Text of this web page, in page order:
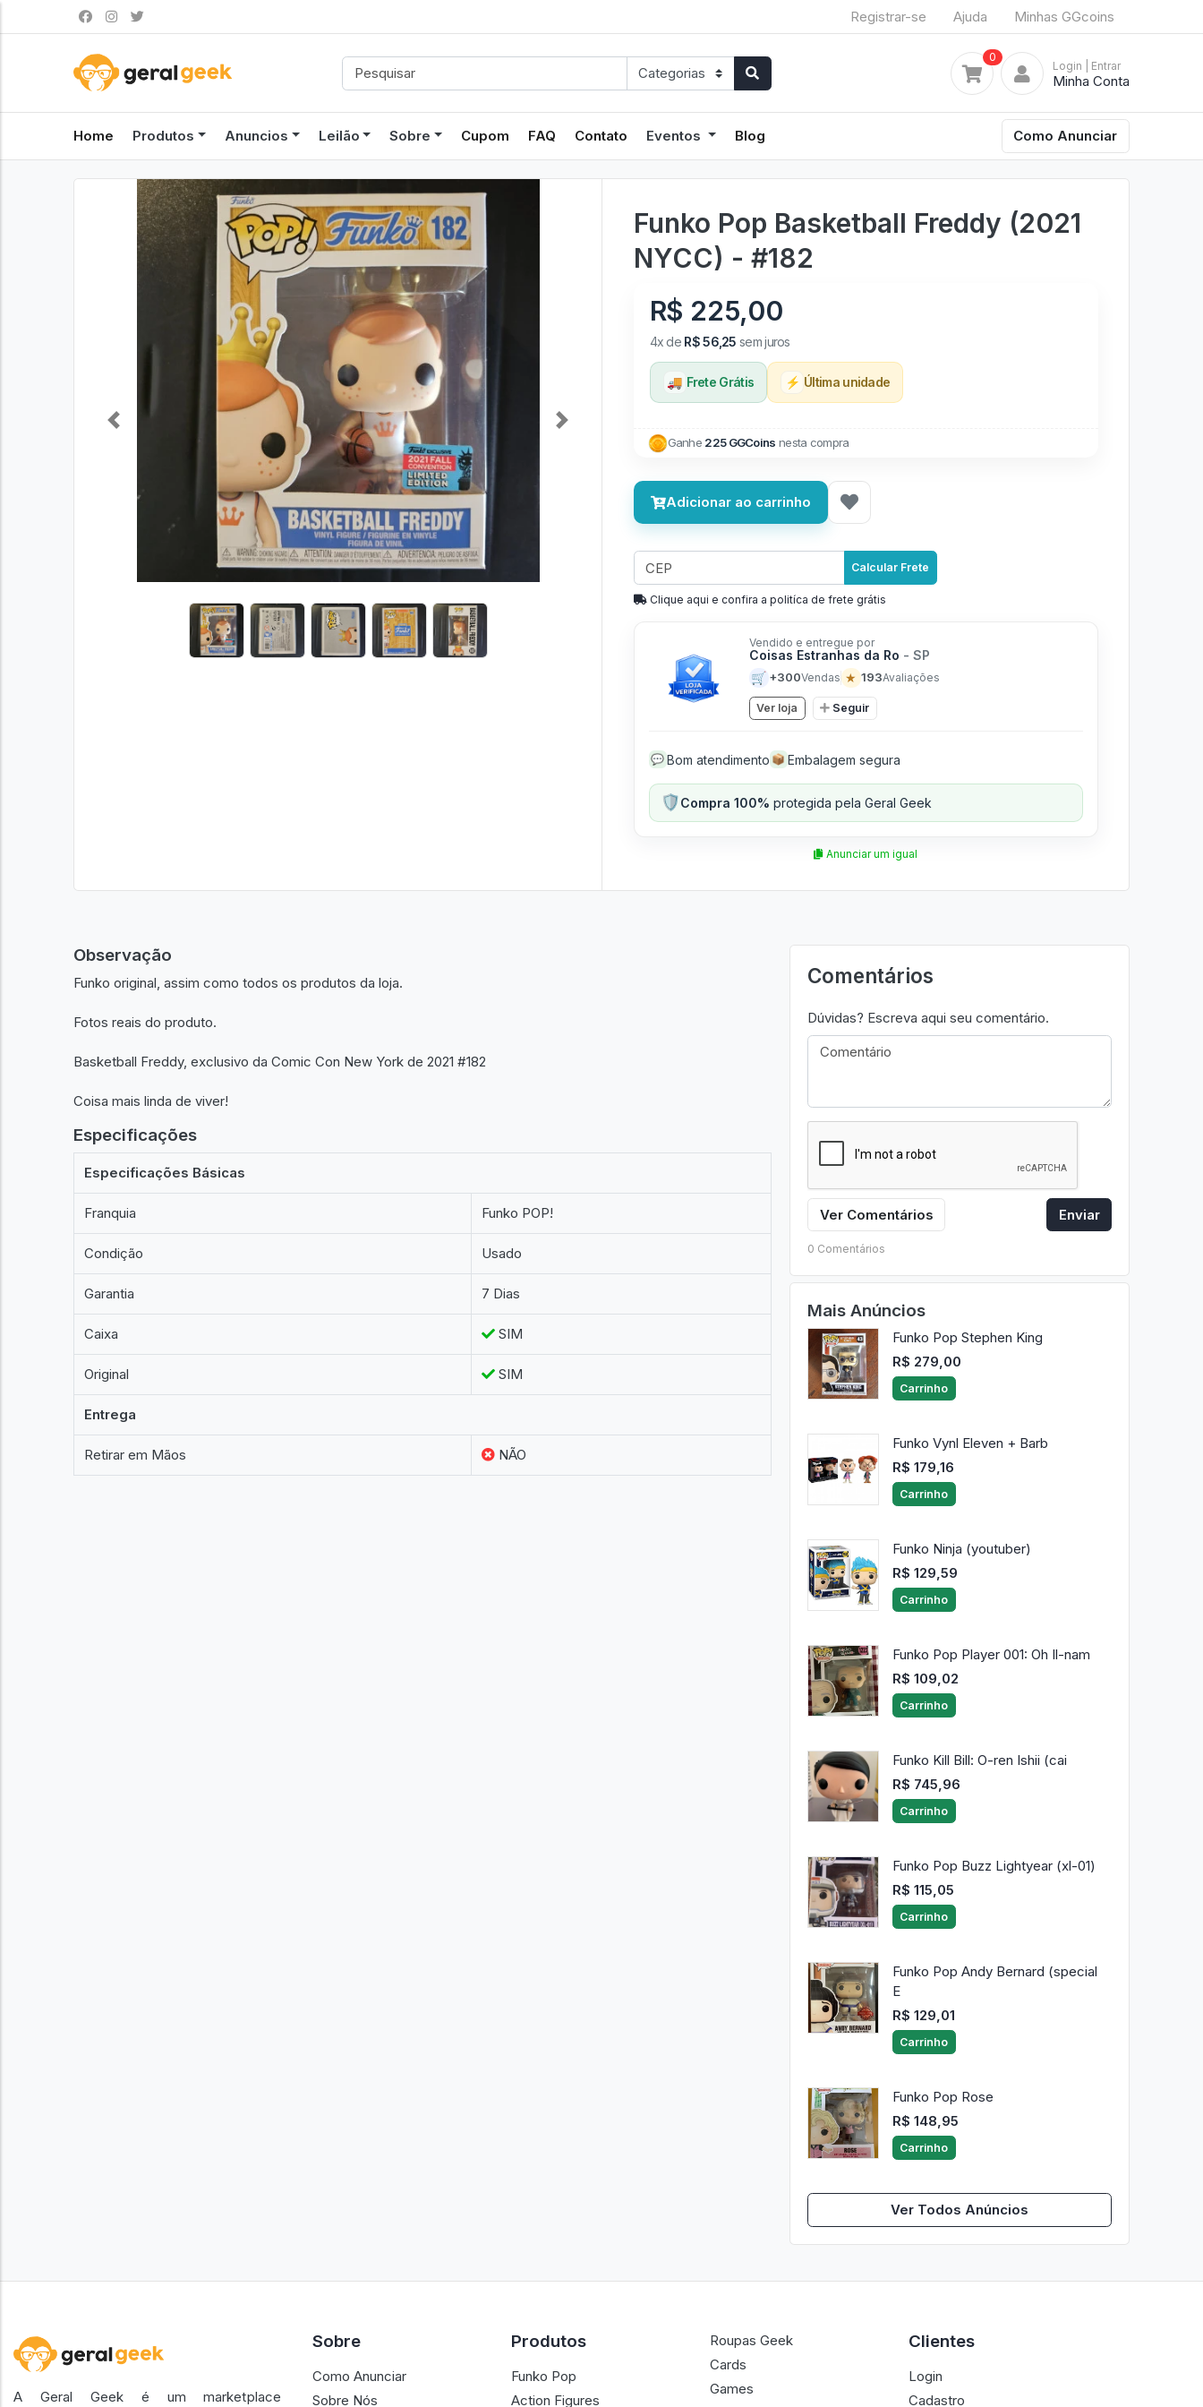
Registrar-se Ajuda Minhas GGcoins
0
Login | Entrar
Minha Conta
Home Produtos Anuncios Leilão Sobre Cupom FAQ Contato Eventos Blog Como Anunciar
Previous Next
Funko Pop Basketball Freddy (2021
NYCC) - #182
R$ 225,00
4x de R$ 56,25 sem juros
🚚 Frete Grátis ⚡ Última unidade
Ganhe 225 GGCoins nesta compra
Adicionar ao carrinho
Calcular Frete
Clique aqui e confira a politíca de frete grátis
Vendido e entregue por
Coisas Estranhas da Ro - SP
🛒 +300Vendas ★ 193Avaliações
Ver loja Seguir
💬 Bom atendimento 📦 Embalagem segura
🛡️Compra 100% protegida pela Geral Geek
Anunciar um igual
Observação
Funko original, assim como todos os produtos da loja.
Fotos reais do produto.
Basketball Freddy, exclusivo da Comic Con New York de 2021 #182
Coisa mais linda de viver!
Especificações
Especificações Básicas
Franquia Funko POP!
Condição Usado
Garantia 7 Dias
Caixa SIM
Original SIM
Entrega
Retirar em Mãos NÃO
Comentários
Dúvidas? Escreva aqui seu comentário.
Ver Comentários Enviar
0 Comentários
Mais Anúncios
Funko Pop Stephen King
R$ 279,00
Carrinho
Funko Vynl Eleven + Barb
R$ 179,16
Carrinho
Funko Ninja (youtuber)
R$ 129,59
Carrinho
Funko Pop Player 001: Oh Il-nam
R$ 109,02
Carrinho
Funko Kill Bill: O-ren Ishii (cai
R$ 745,96
Carrinho
Funko Pop Buzz Lightyear (xl-01)
R$ 115,05
Carrinho
Funko Pop Andy Bernard (special
E
R$ 129,01
Carrinho
Funko Pop Rose
R$ 148,95
Carrinho
Ver Todos Anúncios
A Geral Geek é um marketplace
Sobre
Como Anunciar
Sobre Nós
Produtos
Funko Pop
Action Figures
Roupas Geek
Cards
Games
Clientes
Login
Cadastro